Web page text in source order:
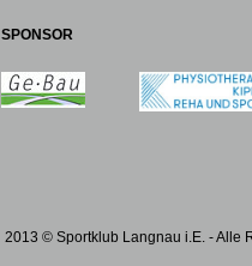
SPONSOR
2013 © Sportklub Langnau i.E. - Alle